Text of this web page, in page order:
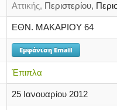
Αττικής, Περιστερίου,
ΕΘΝ. ΜΑΚΑΡΙΟΥ 64
Εμφάνιση Email
Έπιπλα
25 Ιανουαρίου 2012